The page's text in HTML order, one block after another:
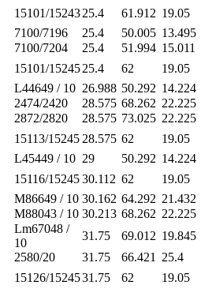
15101/1524325.4 61.912 19.05
7100/7196
25.4 50.005 13.495
7100/7204
25.4 51.994 15.011
15101/1524525.4 62 19.05
L44649 / 10 26.988 50.292 14.224
2474/2420
28.575 68.262 22.225
2872/2820
28.575 73.025 22.225
15113/15245 28.575 62 19.05
L45449 / 10 29 50.292 14.224
15116/1524530.112 62 19.05
M86649 / 10 30.162 64.292 21.432
M88043 / 10 30.213 68.262 22.225
Lm67048 /
10
31.75 69.012 19.845
2580/20
31.75 66.421 25.4
15126/1524531.75 62 19.05